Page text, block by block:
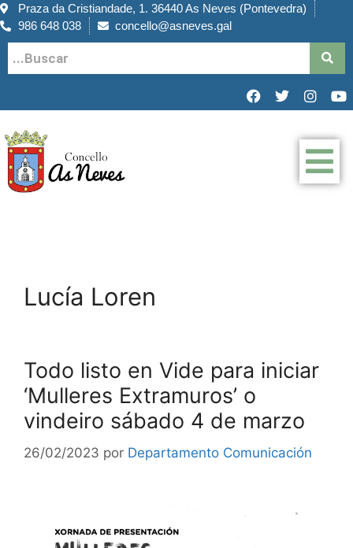
Praza da Cristiandade, 1. 36440 As Neves (Pontevedra)
986 648 038
concello@asneves.gal
Lucía Loren
Todo listo en Vide para iniciar
‘Mulleres Extramuros’ o
vindeiro sábado 4 de marzo
26/02/2023 por Departamento Comunicación